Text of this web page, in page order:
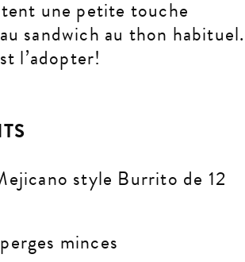
une petite touche
sandwich au thon habituel.
l’adopter!
style Burrito de 12
minces